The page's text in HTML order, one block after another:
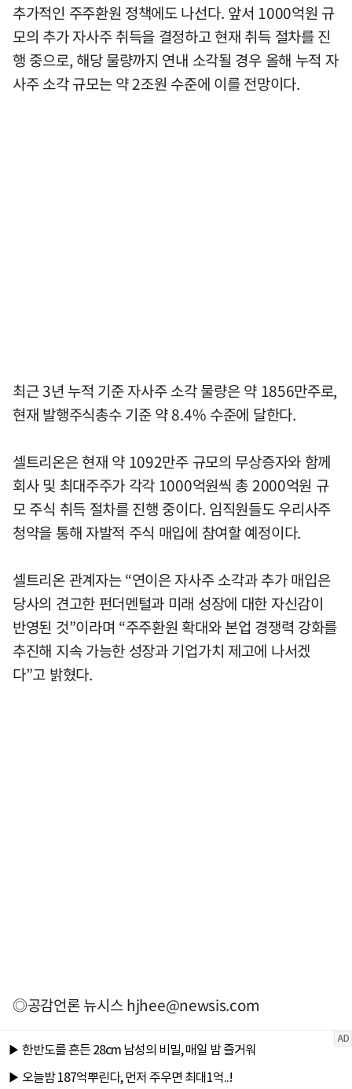
추가적인 주주환원 정책에도 나선다. 앞서 1000억원 규
모의 추가 자사주 취득을 결정하고 현재 취득 절차를 진
행 중으로, 해당 물량까지 연내 소각될 경우 올해 누적 자
사주 소각 규모는 약 2조원 수준에 이를 전망이다.
최근 3년 누적 기준 자사주 소각 물량은 약 1856만주로,
현재 발행주식총수 기준 약 8.4% 수준에 달한다.
셀트리온은 현재 약 1092만주 규모의 무상증자와 함께
회사 및 최대주주가 각각 1000억원씩 총 2000억원 규
모 주식 취득 절차를 진행 중이다. 임직원들도 우리사주
청약을 통해 자발적 주식 매입에 참여할 예정이다.
셀트리온 관계자는 “연이은 자사주 소각과 추가 매입은
당사의 견고한 펀더멘털과 미래 성장에 대한 자신감이
반영된 것”이라며 “주주환원 확대와 본업 경쟁력 강화를
추진해 지속 가능한 성장과 기업가치 제고에 나서겠
다”고 밝혔다.
◎공감언론 뉴시스hjhee@newsis.com